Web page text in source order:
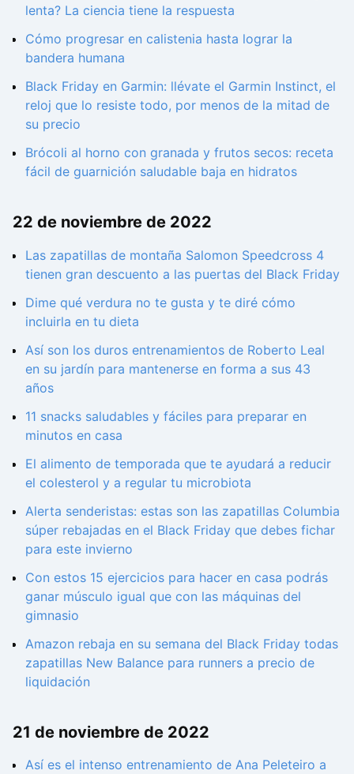
lenta? La ciencia tiene la respuesta
Cómo progresar en calistenia hasta lograr la
bandera humana
Black Friday en Garmin: llévate el Garmin Instinct, el
reloj que lo resiste todo, por menos de la mitad de
su precio
Brócoli al horno con granada y frutos secos: receta
fácil de guarnición saludable baja en hidratos
22 de noviembre de 2022
Las zapatillas de montaña Salomon Speedcross 4
tienen gran descuento a las puertas del Black Friday
Dime qué verdura no te gusta y te diré cómo
incluirla en tu dieta
Así son los duros entrenamientos de Roberto Leal
en su jardín para mantenerse en forma a sus 43
años
11 snacks saludables y fáciles para preparar en
minutos en casa
El alimento de temporada que te ayudará a reducir
el colesterol y a regular tu microbiota
Alerta senderistas: estas son las zapatillas Columbia
súper rebajadas en el Black Friday que debes fichar
para este invierno
Con estos 15 ejercicios para hacer en casa podrás
ganar músculo igual que con las máquinas del
gimnasio
Amazon rebaja en su semana del Black Friday todas
zapatillas New Balance para runners a precio de
liquidación
21 de noviembre de 2022
Así es el intenso entrenamiento de Ana Peleteiro a